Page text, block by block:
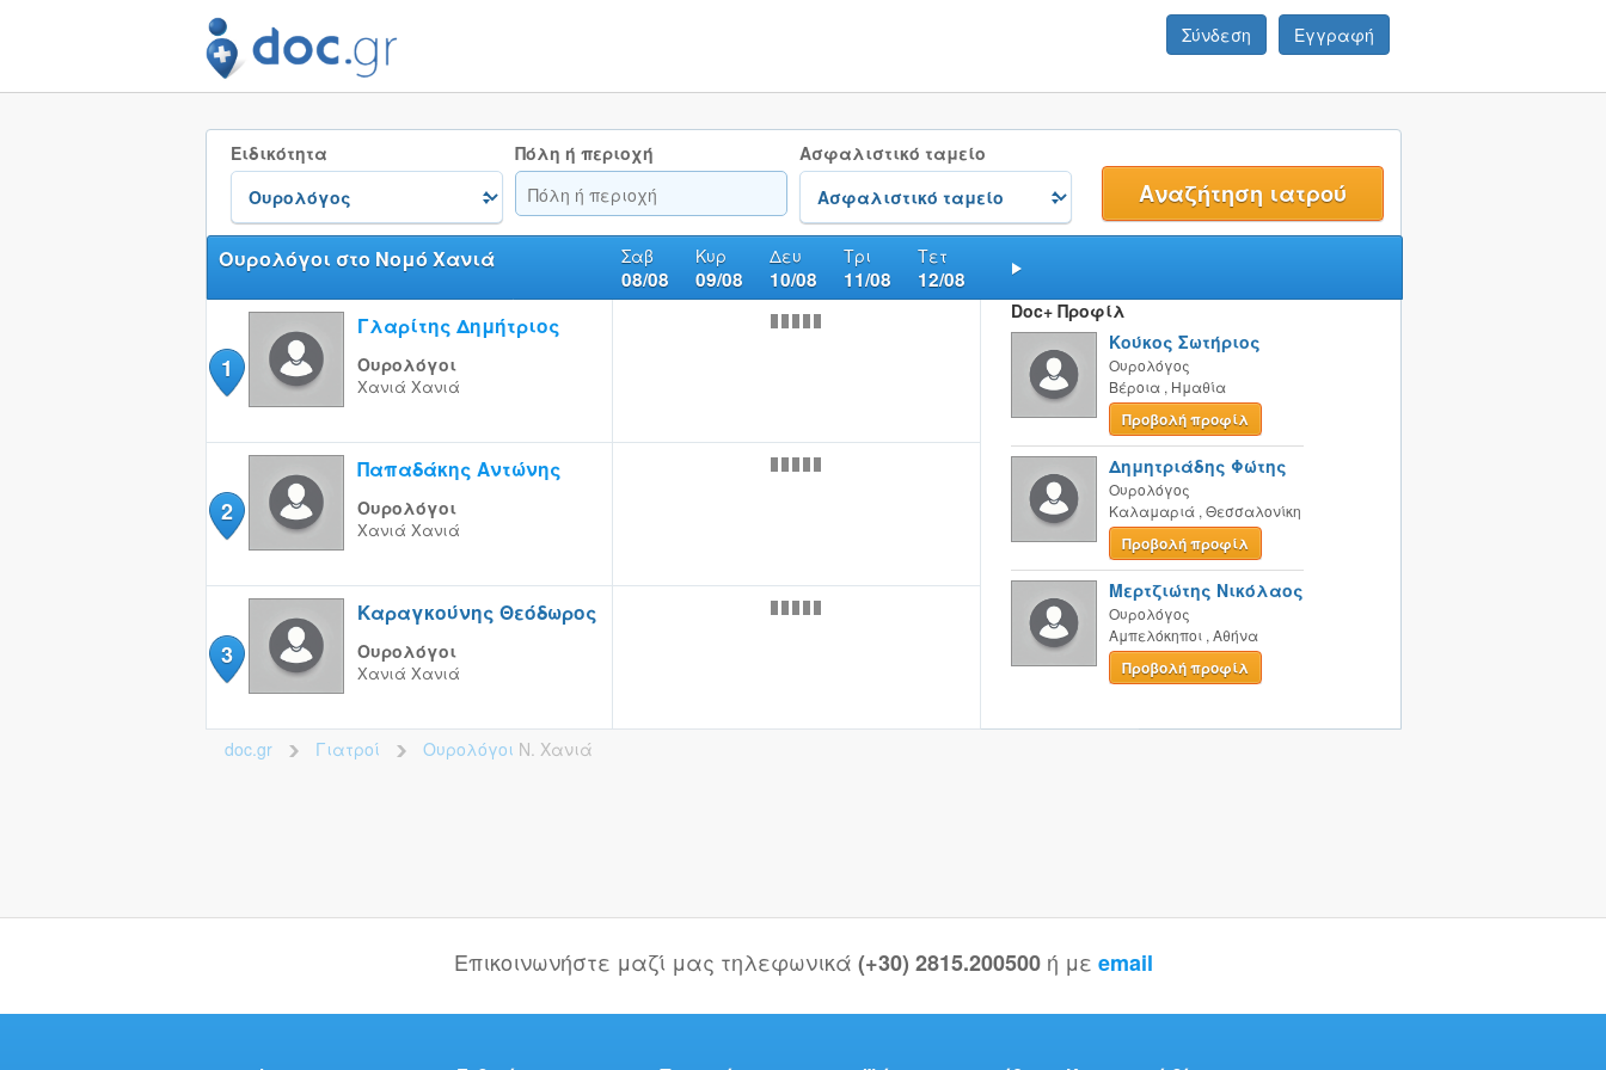
Σύνδεση Εγγραφή
Ειδικότητα Πόλη ή περιοχή Ασφαλιστικό ταμείο
Σαβ
08/08
Κυρ
09/08
Δευ
10/08
Τρι
11/08
Τετ
12/08
Ουρολόγοι στο Νομό Χανιά
1
Γλαρίτης Δημήτριος
Ουρολόγοι
Χανιά Χανιά
2
Παπαδάκης Αντώνης
Ουρολόγοι
Χανιά Χανιά
3
Καραγκούνης Θεόδωρος
Ουρολόγοι
Χανιά Χανιά
Doc+ Προφίλ
Κούκος Σωτήριος
Ουρολόγος
Βέροια , Ημαθία
Προβολή προφίλ
Δημητριάδης Φώτης
Ουρολόγος
Καλαμαριά , Θεσσαλονίκη
Προβολή προφίλ
Μερτζιώτης Νικόλαος
Ουρολόγος
Αμπελόκηποι , Αθήνα
Προβολή προφίλ
doc.gr >Γιατροί >
Ουρολόγοι Ν. Χανιά
Επικοινωνήστε μαζί μας τηλεφωνικά (+30) 2815.200500 ή με email